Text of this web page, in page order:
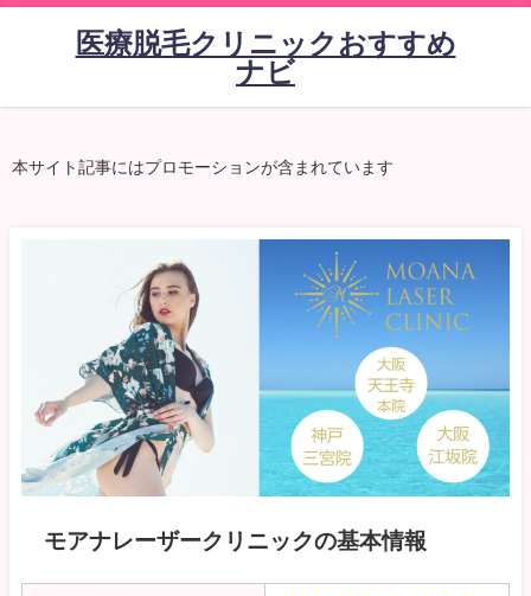
医療脱毛クリニックおすすめ
ナビ
本サイト記事にはプロモーションが含まれています
モアナレーザークリニックの基本情報